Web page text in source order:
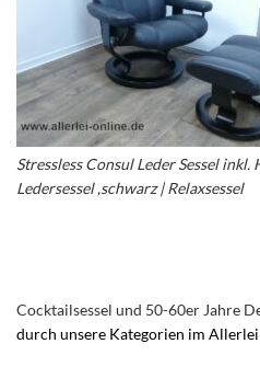
Stressless Consul Leder Sessel inkl.
Ledersessel ,schwarz | Relaxsessel
Cocktailsessel und 50-60er Jahre
durch unsere Kategorien im